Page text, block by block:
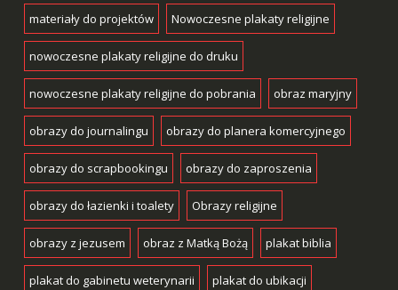
materiały do projektów Nowoczesne plakaty religijne
nowoczesne plakaty religijne do druku
nowoczesne plakaty religijne do pobrania obraz maryjny
obrazy do journalingu obrazy do planera komercyjnego
obrazy do scrapbookingu obrazy do zaproszenia
obrazy do łazienki i toalety Obrazy religijne
obrazy z jezusem obraz z Matką Bożą plakat biblia
plakat do gabinetu weterynarii plakat do ubikacji